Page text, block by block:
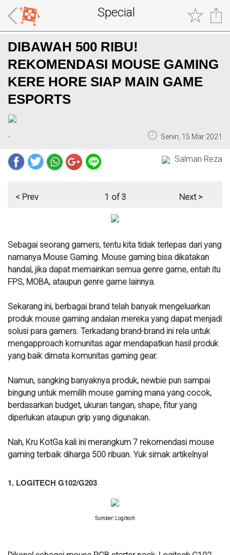
Special
DIBAWAH 500 RIBU!
REKOMENDASI MOUSE GAMING
KERE HORE SIAP MAIN GAME
ESPORTS
- Senin, 15 Mar 2021
Salman Reza
< Prev 1 of 3 Next >
Sebagai seorang gamers, tentu kita tidak terlepas dari yang
namanya Mouse Gaming. Mouse gaming bisa dikatakan
handal, jika dapat memainkan semua genre game, entah itu
FPS, MOBA, ataupun genre game lainnya.
Sekarang ini, berbagai brand telah banyak mengeluarkan
produk mouse gaming andalan mereka yang dapat menjadi
solusi para gamers. Terkadang brand-brand ini rela untuk
mengapproach komunitas agar mendapatkan hasil produk
yang baik dimata komunitas gaming gear.
Namun, sangking banyaknya produk, newbie pun sampai
bingung untuk memilih mouse gaming mana yang cocok,
berdasarkan budget, ukuran tangan, shape, fitur yang
diperlukan ataupun grip yang digunakan.
Nah, Kru KotGa kali ini merangkum 7 rekomendasi mouse
gaming terbaik diharga 500 ribuan. Yuk simak artikelnya!
1. LOGITECH G102/G203
Sumber: Logitech